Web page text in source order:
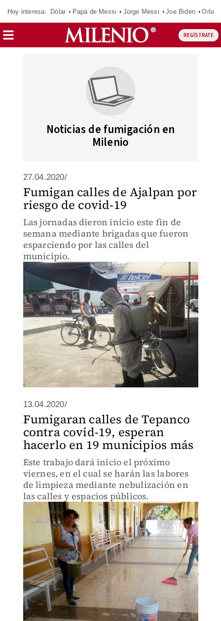
Hoy interesa: Dólar Papá de Messi Jorge Messi Joe Biden
REGÍSTRATE
Noticias de fumigación en
Milenio
27.04.2020/
Fumigan calles de Ajalpan por
riesgo de covid-19
Las jornadas dieron inicio este fin de
semana mediante brigadas que fueron
esparciendo por las calles del
municipio.
13.04.2020/
Fumigaran calles de Tepanco
contra covid-19, esperan
hacerlo en 19 municipios más
Este trabajo dará inicio el próximo
viernes, en el cual se harán las labores
de limpieza mediante nebulización en
las calles y espacios públicos.